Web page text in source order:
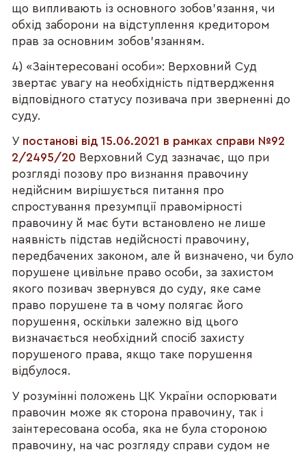
що випливають із основного зобов'язання, чи
обхід заборони на відступлення кредитором
прав за основним зобов'язанням.
4) «Заінтересовані особи»: Верховний Суд
звертає увагу на необхідність підтвердження
відповідного статусу позивача при зверненні до
суду.
У постанові від 15.06.2021 в рамках справи №92
2/2495/20 Верховний Суд зазначає, що при
розгляді позову про визнання правочину
недійсним вирішується питання про
спростування презумпції правомірності
правочину й має бути встановлено не лише
наявність підстав недійсності правочину,
передбачених законом, але й визначено, чи було
порушене цивільне право особи, за захистом
якого позивач звернувся до суду, яке саме
право порушене та в чому полягає його
порушення, оскільки залежно від цього
визначається необхідний спосіб захисту
порушеного права, якщо таке порушення
відбулося.
У розумінні положень ЦК України оспорювати
правочин може як сторона правочину, так і
заінтересована особа, яка не була стороною
правочину, на час розгляду справи судом не